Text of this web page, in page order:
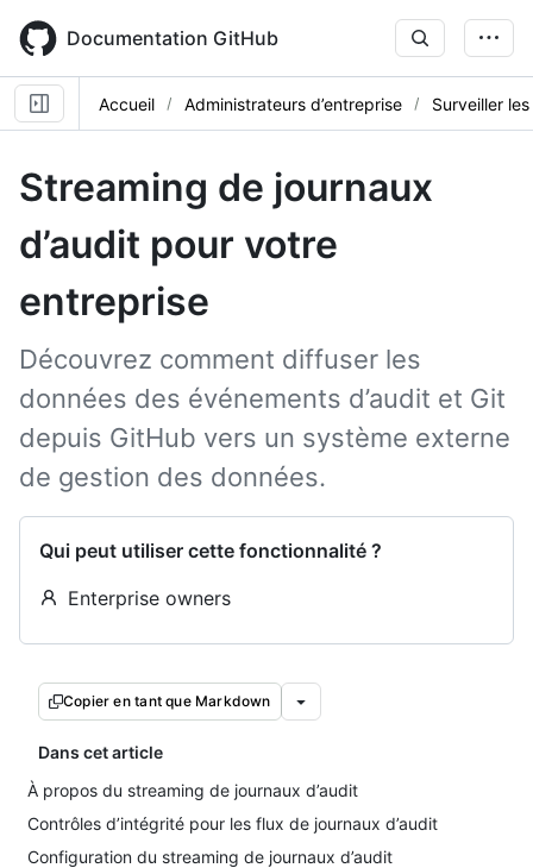
main
content
Documentation GitHub
Accueil Administrateurs d’entreprise Surveiller
Streaming de journaux
d’audit pour votre
entreprise
Découvrez comment diffuser les
données des événements d’audit et Git
depuis GitHub vers un système externe
de gestion des données.
Qui peut utiliser cette fonctionnalité ?
Enterprise owners
Copier en tant que Markdown
Dans cet article
À propos du streaming de journaux d’audit
Contrôles d’intégrité pour les flux de journaux d’audit
Configuration du streaming de journaux d’audit